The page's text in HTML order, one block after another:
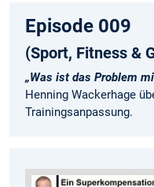
Episode 009
(Sport, Fitness &
„Was ist das Problem
Henning Wackerhage
Trainingsanpassung.